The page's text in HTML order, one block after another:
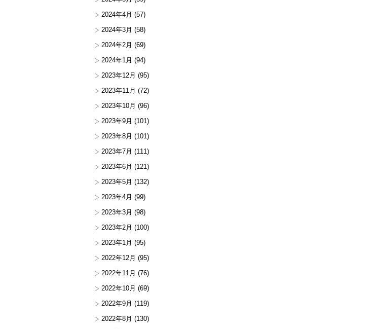
2024年4月 (57)
2024年3月 (58)
2024年2月 (69)
2024年1月 (94)
2023年12月 (95)
2023年11月 (72)
2023年10月 (96)
2023年9月 (101)
2023年8月 (101)
2023年7月 (111)
2023年6月 (121)
2023年5月 (132)
2023年4月 (99)
2023年3月 (98)
2023年2月 (100)
2023年1月 (95)
2022年12月 (95)
2022年11月 (76)
2022年10月 (69)
2022年9月 (119)
2022年8月 (130)